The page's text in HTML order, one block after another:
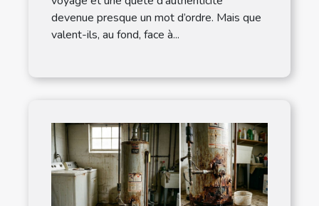
devenue presque un mot d’ordre. Mais que
valent-ils, au fond, face à...